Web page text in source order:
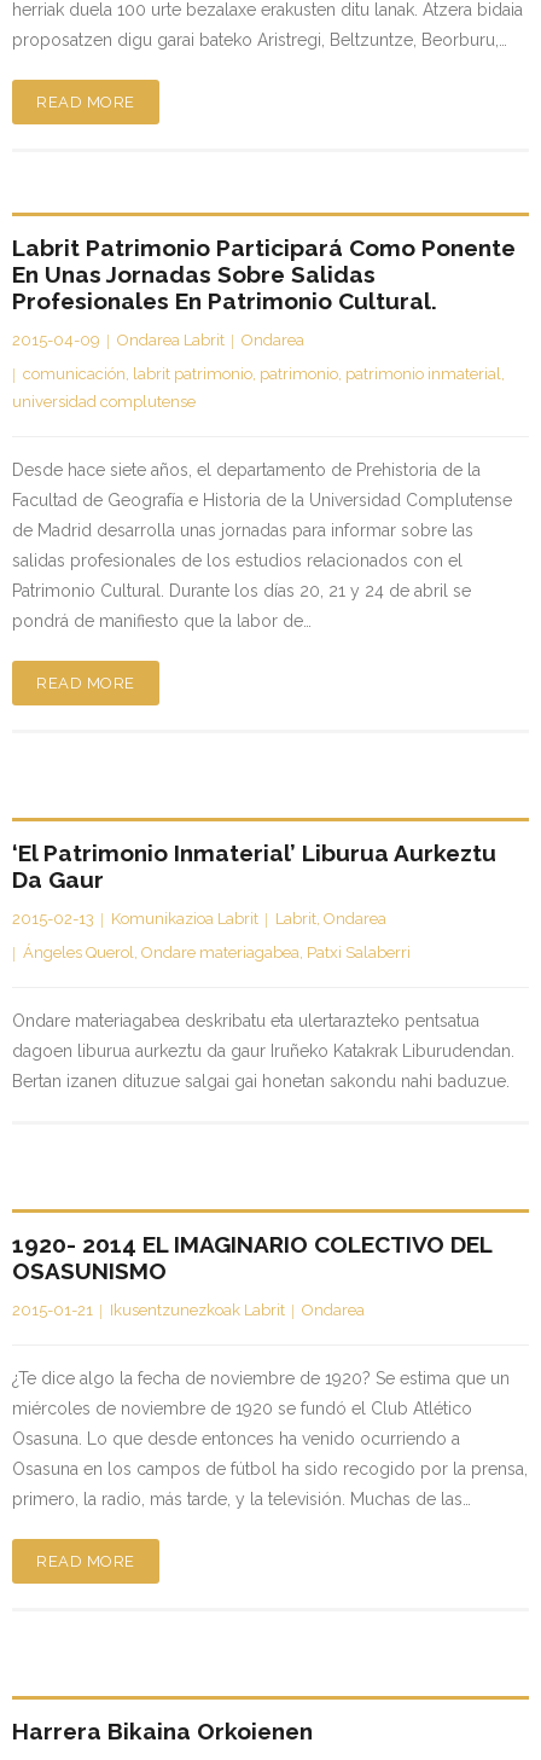
herriak duela 100 urte bezalaxe erakusten ditu lanak. Atzera bidaia
proposatzen digu garai bateko Aristregi, Beltzuntze, Beorburu,…
READ MORE
Labrit Patrimonio Participará Como Ponente
En Unas Jornadas Sobre Salidas
Profesionales En Patrimonio Cultural.
2015-04-09 Ondarea Labrit
Ondarea
comunicación, labrit patrimonio, patrimonio, patrimonio inmaterial,
universidad complutense
Desde hace siete años, el departamento de Prehistoria de la
Facultad de Geografía e Historia de la Universidad Complutense
de Madrid desarrolla unas jornadas para informar sobre las
salidas profesionales de los estudios relacionados con el
Patrimonio Cultural. Durante los días 20, 21 y 24 de abril se
pondrá de manifiesto que la labor de…
READ MORE
‘El Patrimonio Inmaterial’ Liburua Aurkeztu
Da Gaur
2015-02-13 Komunikazioa Labrit Labrit, Ondarea
Ángeles Querol, Ondare materiagabea, Patxi Salaberri
Ondare materiagabea deskribatu eta ulertarazteko pentsatua
dagoen liburua aurkeztu da gaur Iruñeko Katakrak Liburudendan.
Bertan izanen dituzue salgai gai honetan sakondu nahi baduzue.
1920- 2014 EL IMAGINARIO COLECTIVO DEL
OSASUNISMO
2015-01-21 Ikusentzunezkoak Labrit Ondarea
¿Te dice algo la fecha de noviembre de 1920? Se estima que un
miércoles de noviembre de 1920 se fundó el Club Atlético
Osasuna. Lo que desde entonces ha venido ocurriendo a
Osasuna en los campos de fútbol ha sido recogido por la prensa,
primero, la radio, más tarde, y la televisión. Muchas de las…
READ MORE
Harrera Bikaina Orkoienen